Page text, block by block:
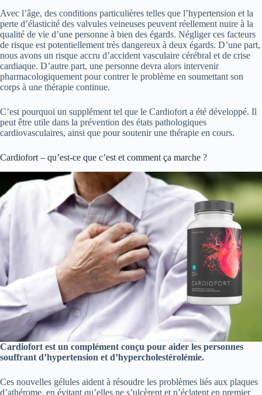
Avec l’âge, des conditions particulières telles que l’hypertension et la
perte d’élasticité des valvules veineuses peuvent réellement nuire à la
qualité de vie d’une personne à bien des égards. Négliger ces facteurs
de risque est potentiellement très dangereux à deux égards. D’une part,
nous avons un risque accru d’accident vasculaire cérébral et de crise
cardiaque. D’autre part, une personne devra alors intervenir
pharmacologiquement pour contrer le problème en soumettant son
corps à une thérapie continue.
C’est pourquoi un supplément tel que le Cardiofort a été développé. Il
peut être utile dans la prévention des états pathologiques
cardiovasculaires, ainsi que pour soutenir une thérapie en cours.
Cardiofort – qu’est-ce que c’est et comment ça marche ?
Cardiofort est un complément conçu pour aider les personnes
souffrant d’hypertension et d’hypercholestérolémie.
Ces nouvelles gélules aident à résoudre les problèmes liés aux plaques
d’athérome, en évitant qu’elles ne s’ulcèrent et n’éclatent en premier